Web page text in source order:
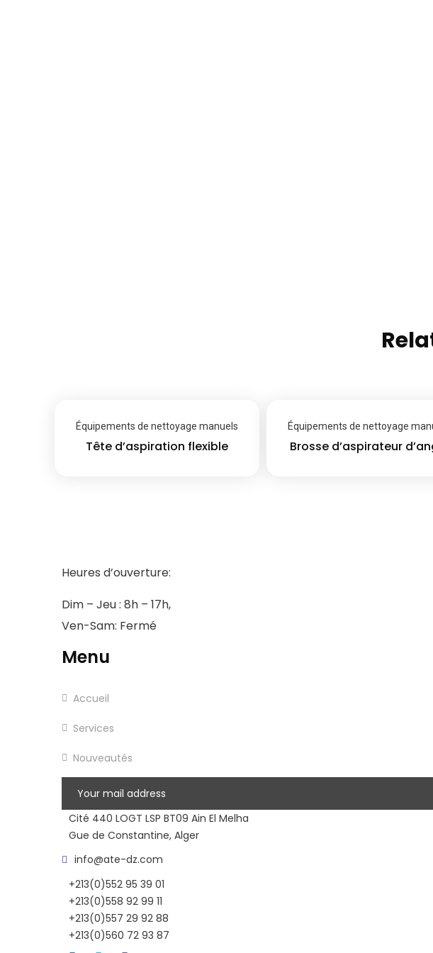
Équipements de nettoyage manuels
Tête d’aspiration flexible
Équipements de nettoyage
Brosse d’aspirateur
Heures d’ouverture:
Dim – Jeu : 8h – 17h,
Ven-Sam: Fermé
Menu
Accueil
Services
Nouveautés
Cité 440 LOGT LSP BT09 Ain El Melha
Gue de Constantine, Alger
info@ate-dz.com
+213(0)552 95 39 01
+213(0)558 92 99 11
+213(0)557 29 92 88
+213(0)560 72 93 87